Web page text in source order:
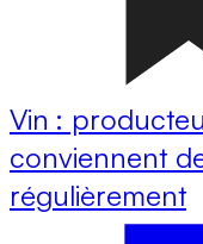
Vin :
conviennent
régulièrement